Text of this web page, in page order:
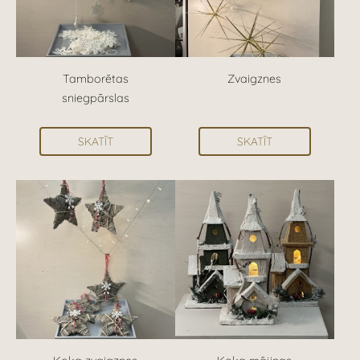
Tamborētas
sniegpārslas
SKATĪT
Zvaigznes
SKATĪT